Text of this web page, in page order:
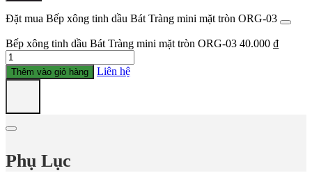
Đặt mua Bếp xông tinh dầu Bát Tràng mini mặt tròn ORG-03
Bếp xông tinh dầu Bát Tràng mini mặt tròn ORG-03 40.000 ₫
Số
lượng
Thêm vào giỏ hàng Liên hệ
Phụ Lục